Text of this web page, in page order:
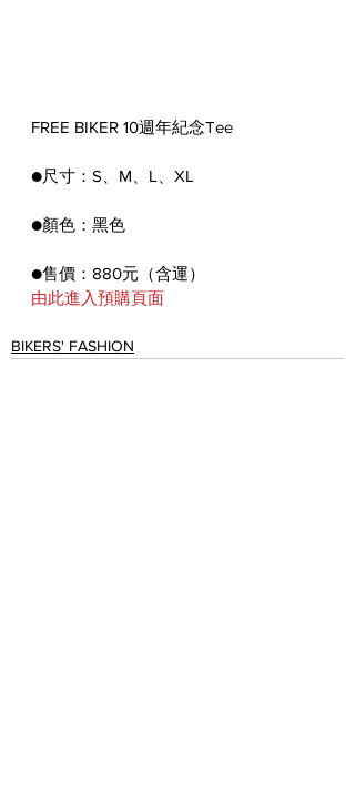
FREE BIKER 10週年紀念Tee
●尺寸：S、M、L、XL
●顏色：黑色
●售價：880元（含運）
由此進入預購頁面
BIKERS' FASHION